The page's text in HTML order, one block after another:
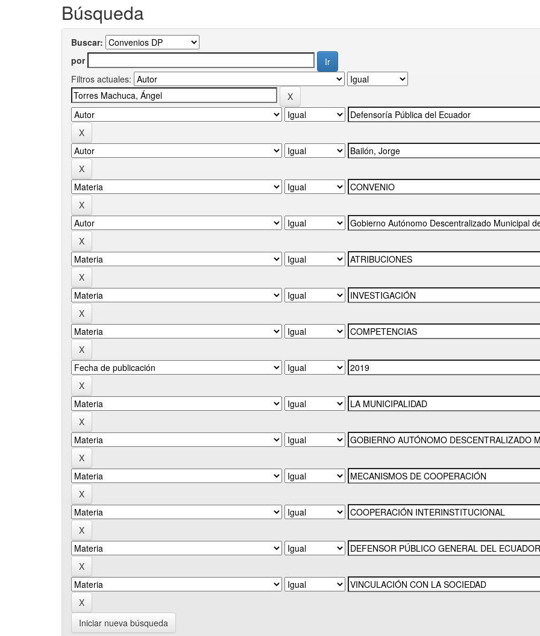
Búsqueda
Buscar:
por
Filtros actuales:
Iniciar nueva búsqueda